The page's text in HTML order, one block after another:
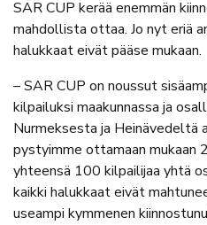
SAR CUP kerää enemmän
mahdollista ottaa. Jo nyt eriä
halukkaat eivät pääse mukaan.
– SAR CUP on noussut
kilpailuksi maakunnassa ja
Nurmeksesta ja Heinävedeltä
pystyimme ottamaan mukaan
yhteensä 100 kilpailijaa yhtä
kaikki halukkaat eivät
useampi kymmenen